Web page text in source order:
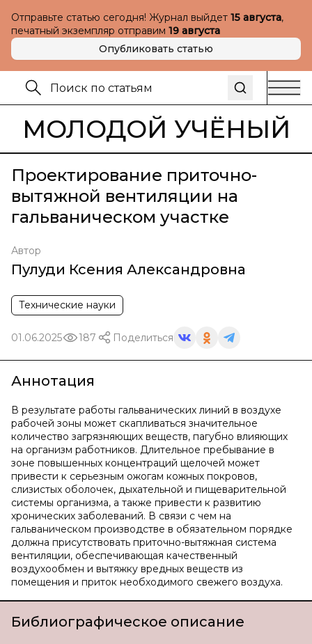
Отправьте статью сегодня! Журнал выйдет 15 августа,
печатный экземпляр отправим 19 августа
Опубликовать статью
МОЛОДОЙ УЧЁНЫЙ
Проектирование приточно-
вытяжной вентиляции на
гальваническом участке
Автор
Пулуди Ксения Александровна
Технические науки
01.06.2025 187 Поделиться
Аннотация
В результате работы гальванических линий в воздухе
рабочей зоны может скапливаться значительное
количество загрязняющих веществ, пагубно влияющих
на организм работников. Длительное пребывание в
зоне повышенных концентраций щелочей может
привести к серьезным ожогам кожных покровов,
слизистых оболочек, дыхательной и пищеварительной
системы организма, а также привести к развитию
хронических заболеваний. В связи с чем на
гальваническом производстве в обязательном порядке
должна присутствовать приточно-вытяжная система
вентиляции, обеспечивающая качественный
воздухообмен и вытяжку вредных веществ из
помещения и приток необходимого свежего воздуха.
Библиографическое описание